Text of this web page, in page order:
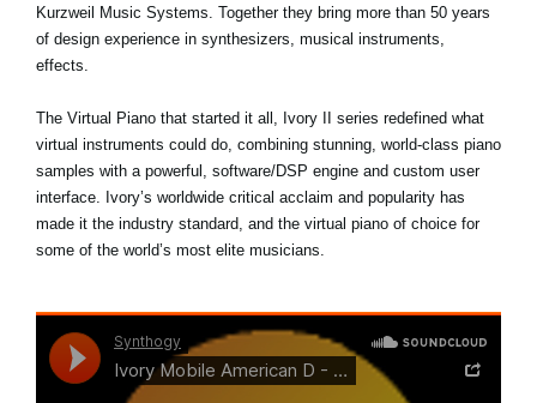
Kurzweil Music Systems. Together they bring more than 50 years
of design experience in synthesizers, musical instruments,
effects.
The Virtual Piano that started it all, Ivory II series redefined what
virtual instruments could do, combining stunning, world-class piano
samples with a powerful, software/DSP engine and custom user
interface. Ivory’s worldwide critical acclaim and popularity has
made it the industry standard, and the virtual piano of choice for
some of the world’s most elite musicians.